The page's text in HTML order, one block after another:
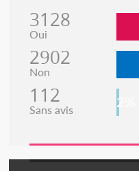
3128
Oui
2902
Non
112
Sans avis 2%